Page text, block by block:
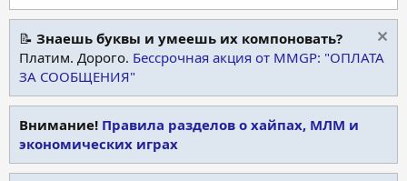
📝 Знаешь буквы и умеешь их компоновать?
Платим. Дорого. Бессрочная акция от MMGP: "ОПЛАТА
ЗА СООБЩЕНИЯ"
Внимание! Правила разделов о хайпах, МЛМ и
экономических играх